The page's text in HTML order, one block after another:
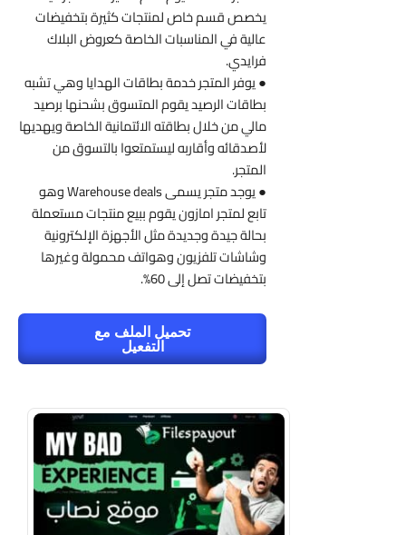
يخصص قسم خاص لمنتجات كثيرة بتخفيضات
عالية في المناسبات الخاصة كعروض البلاك
فرايدي.
● يوفر المتجر خدمة بطاقات الهدايا وهي تشبه
بطاقات الرصيد يقوم المتسوق بشحنها برصيد
مالي من خلال بطاقته الائتمانية الخاصة ويهديها
لأصدقائه وأقاربه ليستمتعوا بالتسوق من
المتجر.
● يوجد متجر يسمى Warehouse deals وهو
تابع لمتجر امازون يقوم ببيع منتجات مستعملة
بحالة جيدة وجديدة مثل الأجهزة الإلكترونية
وشاشات تلفزيون وهواتف محمولة وغيرها
بتخفيضات تصل إلى 60%.
تحميل الملف مع
التفعيل